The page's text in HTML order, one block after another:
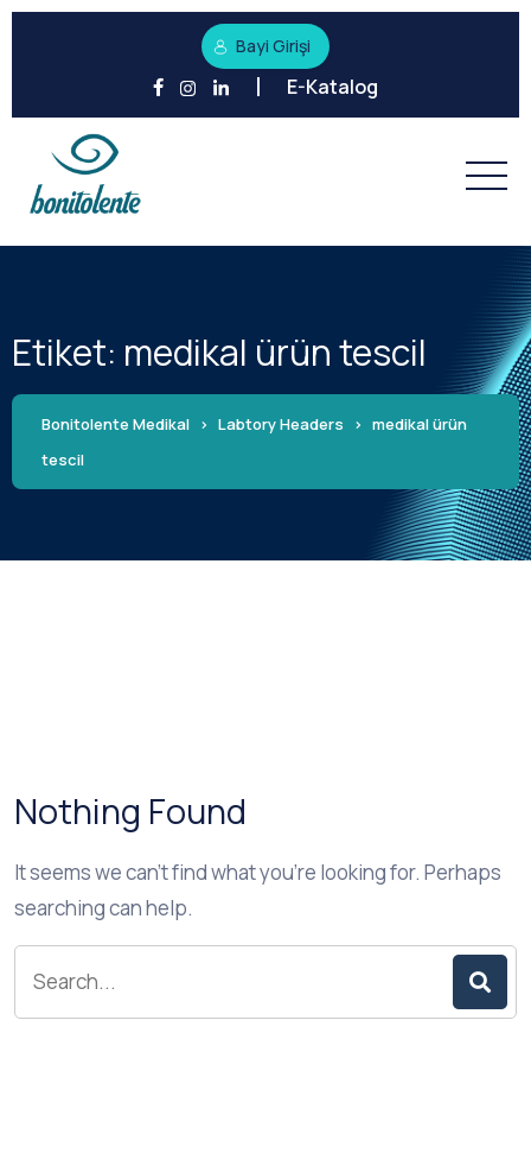
Bayi Girişi
E-Katalog
Etiket: medikal ürün tescil
Bonitolente Medikal > Labtory Headers > medikal ürün
tescil
Nothing Found
It seems we can’t find what you’re looking for. Perhaps
searching can help.